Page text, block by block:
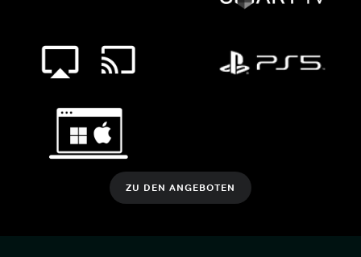
ZU DEN ANGEBOTEN